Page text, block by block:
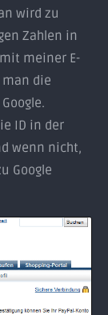
wird zu
Zahlen in
meiner E-
man die
ID in der
wenn nicht,
Google